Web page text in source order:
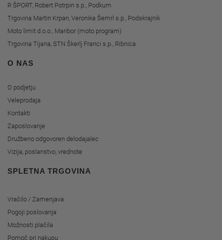
R ŠPORT, Robert Potrpin s.p., Podkum
Trgovina Martin Krpan, Veronika Šemrl s.p., Podskrajnik
Moto limit d.o.o., Maribor (moto program)
Trgovina Tijana, STN Škerlj Franci s.p., Ribnica
O NAS
O podjetju
Veleprodaja
Kontakti
Zaposlovanje
Družbeno odgovoren delodajalec
Vizija, poslanstvo, vrednote
SPLETNA TRGOVINA
Vračilo / Zamenjava
Pogoji poslovanja
Možnosti plačila
Pomoč pri nakupu